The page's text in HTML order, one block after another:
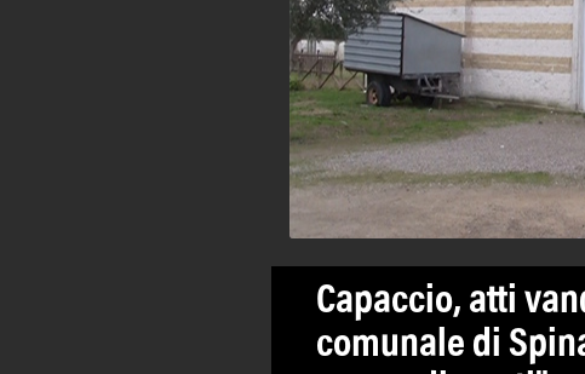
Capaccio, atti
comunale di